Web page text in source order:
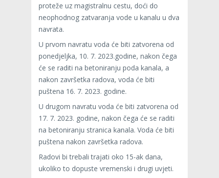
proteže uz magistralnu cestu, doći do
neophodnog zatvaranja vode u kanalu u dva
navrata.
U prvom navratu voda će biti zatvorena od
ponedjeljka, 10. 7. 2023.godine, nakon čega
će se raditi na betoniranju poda kanala, a
nakon završetka radova, voda će biti
puštena 16. 7. 2023. godine.
U drugom navratu voda će biti zatvorena od
17. 7. 2023. godine, nakon čega će se raditi
na betoniranju stranica kanala. Voda će biti
puštena nakon završetka radova.
Radovi bi trebali trajati oko 15-ak dana,
ukoliko to dopuste vremenski i drugi uvjeti.